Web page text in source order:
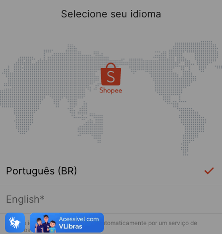
Página indisponível
Desculpe, algo deu errado. Faça login
Selecione seu idioma
Português (BR)
English*
* Esses idiomas serão traduzidos automaticamente por um serviço de
terceiros.